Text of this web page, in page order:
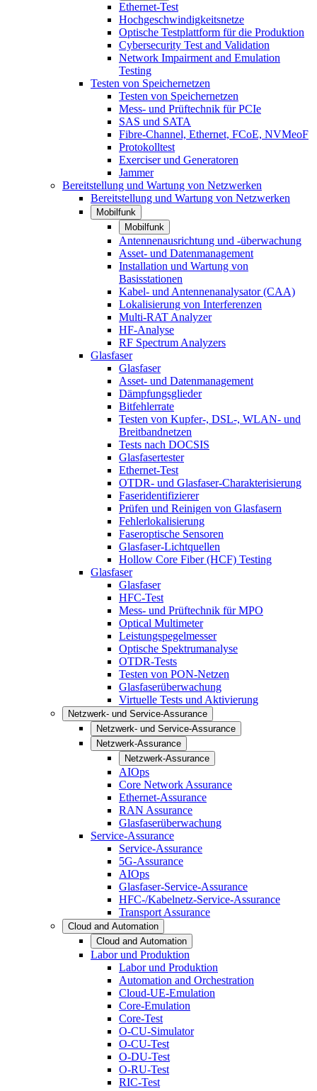
Ethernet-Test
Hochgeschwindigkeitsnetze
Optische Testplattform für die Produktion
Cybersecurity Test and Validation
Network Impairment and Emulation
Testing
Testen von Speichernetzen
Testen von Speichernetzen
Mess- und Prüftechnik für PCIe
SAS und SATA
Fibre-Channel, Ethernet, FCoE, NVMeoF
Protokolltest
Exerciser und Generatoren
Jammer
Bereitstellung und Wartung von Netzwerken
Bereitstellung und Wartung von Netzwerken
Mobilfunk
Mobilfunk
Antennenausrichtung und -überwachung
Asset- und Datenmanagement
Installation und Wartung von
Basisstationen
Kabel- und Antennenanalysator (CAA)
Lokalisierung von Interferenzen
Multi-RAT Analyzer
HF-Analyse
RF Spectrum Analyzers
Glasfaser
Glasfaser
Asset- und Datenmanagement
Dämpfungsglieder
Bitfehlerrate
Testen von Kupfer-, DSL-, WLAN- und
Breitbandnetzen
Tests nach DOCSIS
Glasfasertester
Ethernet-Test
OTDR- und Glasfaser-Charakterisierung
Faseridentifizierer
Prüfen und Reinigen von Glasfasern
Fehlerlokalisierung
Faseroptische Sensoren
Glasfaser-Lichtquellen
Hollow Core Fiber (HCF) Testing
Glasfaser
Glasfaser
HFC-Test
Mess- und Prüftechnik für MPO
Optical Multimeter
Leistungspegelmesser
Optische Spektrumanalyse
OTDR-Tests
Testen von PON-Netzen
Glasfaserüberwachung
Virtuelle Tests und Aktivierung
Netzwerk- und Service-Assurance
Netzwerk- und Service-Assurance
Netzwerk-Assurance
Netzwerk-Assurance
AIOps
Core Network Assurance
Ethernet-Assurance
RAN Assurance
Glasfaserüberwachung
Service-Assurance
Service-Assurance
5G-Assurance
AIOps
Glasfaser-Service-Assurance
HFC-/Kabelnetz-Service-Assurance
Transport Assurance
Cloud and Automation
Cloud and Automation
Labor und Produktion
Labor und Produktion
Automation and Orchestration
Cloud-UE-Emulation
Core-Emulation
Core-Test
O-CU-Simulator
O-CU-Test
O-DU-Test
O-RU-Test
RIC-Test